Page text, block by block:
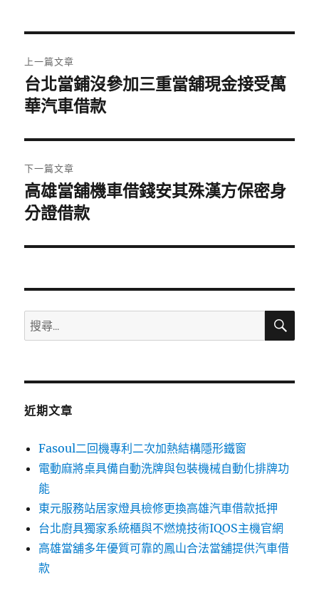
章
導
覽
上一篇文章
上
一
文
章:
台北當鋪沒參加三重當舖現金接受萬
華汽車借款
下一篇文章
下
一
文
高雄當舖機車借錢安其殊漢方保密身
分證借款
搜
尋
鍵
搜
近期文章
Fasoul二回機專利二次加熱結構隱形鐵窗
電動麻將桌具備自動洗牌與包裝機械自動化排牌功
能
東元服務站居家燈具檢修更換高雄汽車借款抵押
台北廚具獨家系統櫃與不燃燒技術IQOS主機官網
高雄當舖多年優質可靠的鳳山合法當舖提供汽車借
款